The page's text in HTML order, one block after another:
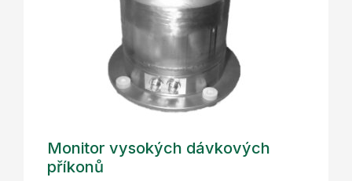
Monitor vysokých dávkových
příkonů